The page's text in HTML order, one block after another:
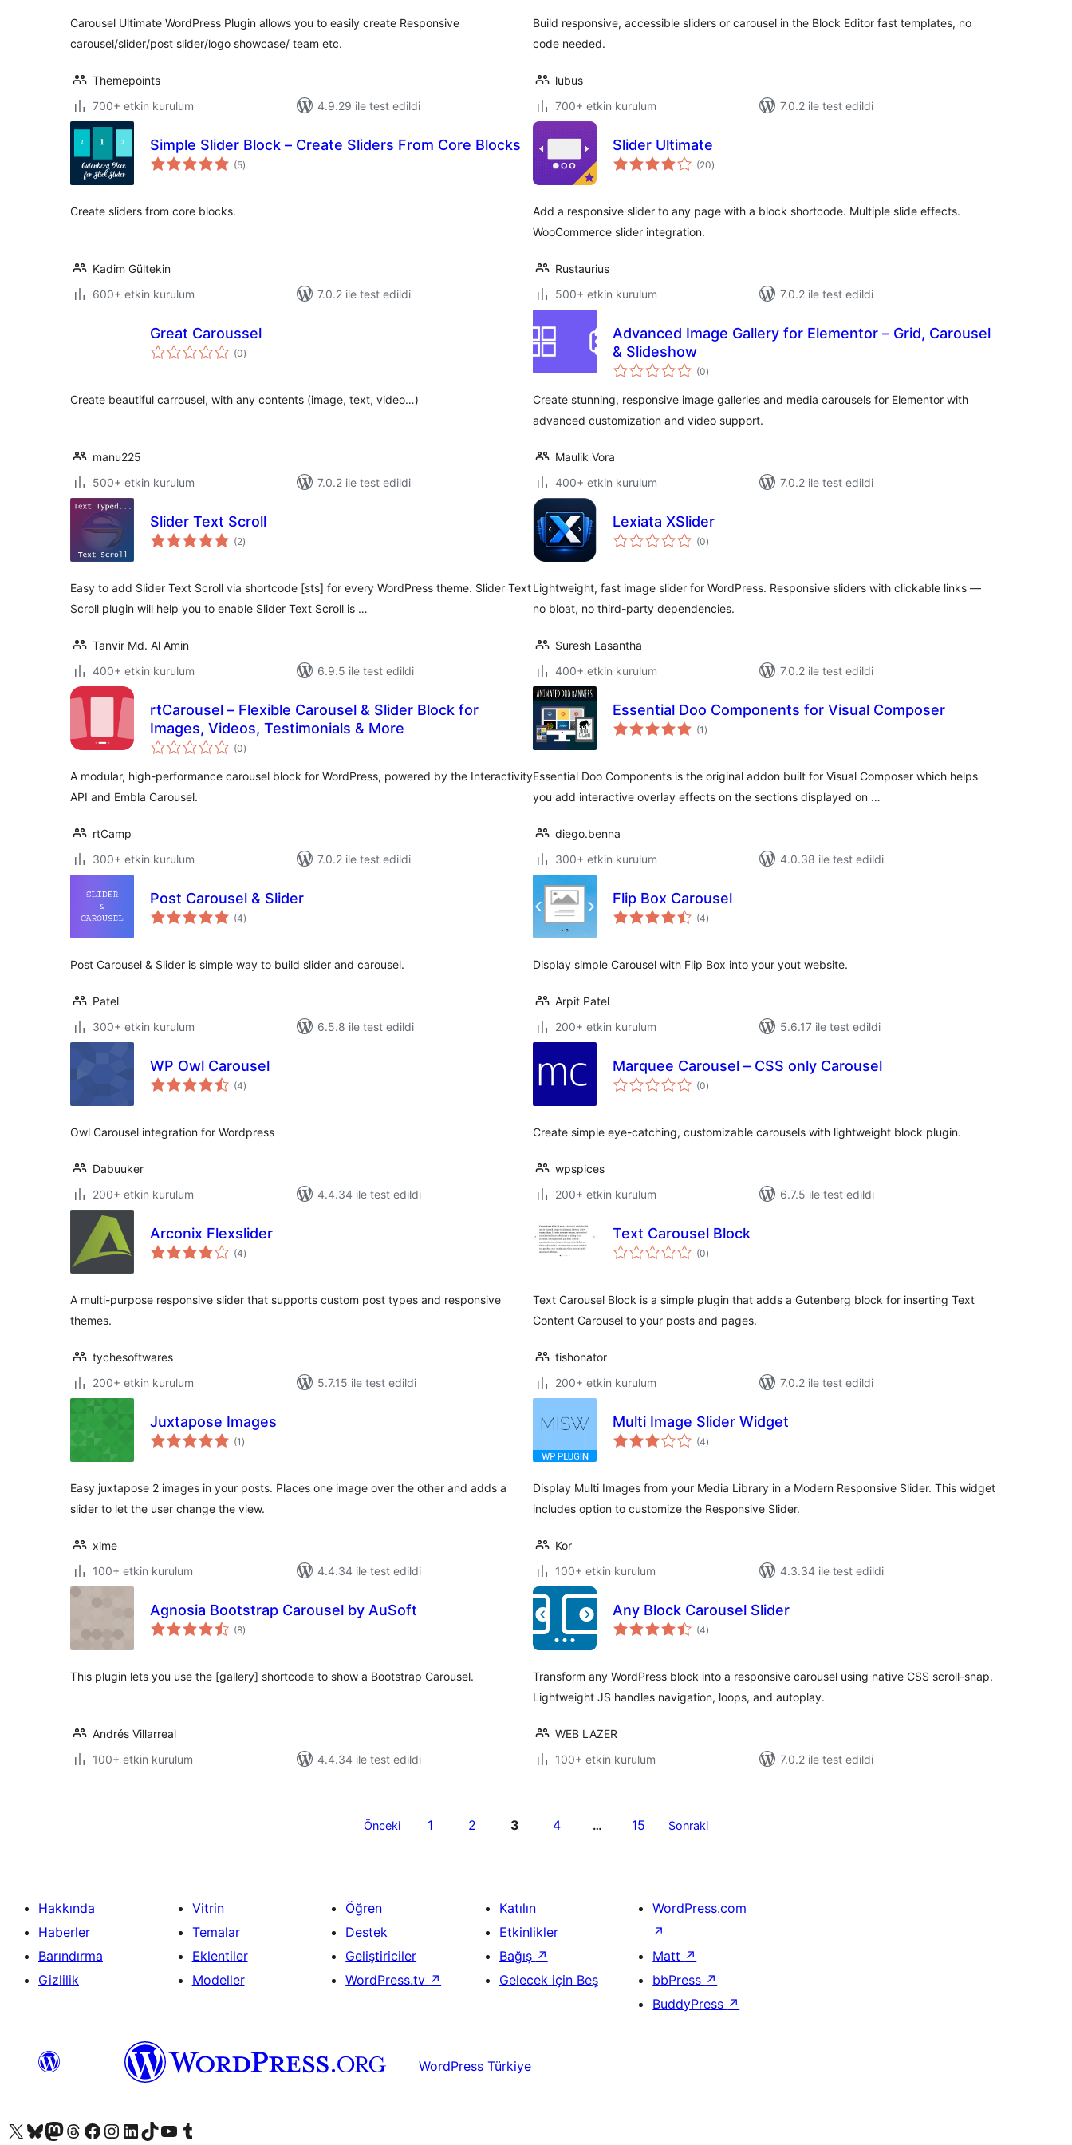
Carousel Ultimate WordPress Plugin allows you to easily create Responsive
carousel/slider/post slider/logo showcase/ team etc.
Themepoints
700+ etkin kurulum
4.9.29 ile test edildi
Build responsive, accessible sliders or carousel in the Block Editor fast templates, no
code needed.
lubus
700+ etkin kurulum
7.0.2 ile test edildi
Simple Slider Block – Create Sliders From Core Blocks
(5toplam
puan
)
Create sliders from core blocks.
Kadim Gültekin
600+ etkin kurulum
7.0.2 ile test edildi
Slider Ultimate
(20toplam
puan
)
Add a responsive slider to any page with a block shortcode. Multiple slide effects.
WooCommerce slider integration.
Rustaurius
500+ etkin kurulum
7.0.2 ile test edildi
Great Caroussel
(0toplam
puan
)
Create beautiful carrousel, with any contents (image, text, video…)
manu225
500+ etkin kurulum
7.0.2 ile test edildi
Advanced Image Gallery for Elementor – Grid, Carousel
& Slideshow
(0toplam
puan
)
Create stunning, responsive image galleries and media carousels for Elementor with
advanced customization and video support.
Maulik Vora
400+ etkin kurulum
7.0.2 ile test edildi
Slider Text Scroll
(2toplam
puan
)
Easy to add Slider Text Scroll via shortcode [sts] for every WordPress theme. Slider Text
Scroll plugin will help you to enable Slider Text Scroll is …
Tanvir Md. Al Amin
400+ etkin kurulum
6.9.5 ile test edildi
Lexiata XSlider
(0toplam
puan
)
Lightweight, fast image slider for WordPress. Responsive sliders with clickable links —
no bloat, no third-party dependencies.
Suresh Lasantha
400+ etkin kurulum
7.0.2 ile test edildi
rtCarousel – Flexible Carousel & Slider Block for
Images, Videos, Testimonials & More
(0toplam
puan
)
A modular, high-performance carousel block for WordPress, powered by the Interactivity
API and Embla Carousel.
rtCamp
300+ etkin kurulum
7.0.2 ile test edildi
Essential Doo Components for Visual Composer
(1 toplam
puan
)
Essential Doo Components is the original addon built for Visual Composer which helps
you add interactive overlay effects on the sections displayed on …
diego.benna
300+ etkin kurulum
4.0.38 ile test edildi
Post Carousel & Slider
(4toplam
puan
)
Post Carousel & Slider is simple way to build slider and carousel.
Patel
300+ etkin kurulum
6.5.8 ile test edildi
Flip Box Carousel
(4toplam
puan
)
Display simple Carousel with Flip Box into your yout website.
Arpit Patel
200+ etkin kurulum
5.6.17 ile test edildi
WP Owl Carousel
(4toplam
puan
)
Owl Carousel integration for Wordpress
Dabuuker
200+ etkin kurulum
4.4.34 ile test edildi
Marquee Carousel – CSS only Carousel
(0toplam
puan
)
Create simple eye-catching, customizable carousels with lightweight block plugin.
wpspices
200+ etkin kurulum
6.7.5 ile test edildi
Arconix Flexslider
(4toplam
puan
)
A multi-purpose responsive slider that supports custom post types and responsive
themes.
tychesoftwares
200+ etkin kurulum
5.7.15 ile test edildi
Text Carousel Block
(0toplam
puan
)
Text Carousel Block is a simple plugin that adds a Gutenberg block for inserting Text
Content Carousel to your posts and pages.
tishonator
200+ etkin kurulum
7.0.2 ile test edildi
Juxtapose Images
(1 toplam
puan
)
Easy juxtapose 2 images in your posts. Places one image over the other and adds a
slider to let the user change the view.
xime
100+ etkin kurulum
4.4.34 ile test edildi
Multi Image Slider Widget
(4toplam
puan
)
Display Multi Images from your Media Library in a Modern Responsive Slider. This widget
includes option to customize the Responsive Slider.
Kor
100+ etkin kurulum
4.3.34 ile test edildi
Agnosia Bootstrap Carousel by AuSoft
(8toplam
puan
)
This plugin lets you use the [gallery] shortcode to show a Bootstrap Carousel.
Andrés Villarreal
100+ etkin kurulum
4.4.34 ile test edildi
Any Block Carousel Slider
(4toplam
puan
)
Transform any WordPress block into a responsive carousel using native CSS scroll-snap.
Lightweight JS handles navigation, loops, and autoplay.
WEB LAZER
100+ etkin kurulum
7.0.2 ile test edildi
Önceki 1 2 3 4 … 15 Sonraki
Hakkında
Haberler
Barındırma
Gizlilik
Vitrin
Temalar
Eklentiler
Modeller
Öğren
Destek
Geliştiriciler
WordPress.tv ↗
Katılın
Etkinlikler
Bağış ↗
Gelecek için Beş
WordPress.com
↗
Matt ↗
bbPress ↗
BuddyPress ↗
WordPress Türkiye
X (eski Twitter) hesabımıza bakın
Bluesky hesabımızı ziyaret edinMastodon hesabımızı ziyaret edinThreads hesabımızı ziyaret edinFacebook sayfamızı ziyaret edinInstagram hesabımızı ziyaret edinLinkedIn hesabımızı ziyaret edinTikTok hesabımızı ziyaret edinYouTube kanalımızı ziyaret edinTumblr hesabımızı ziyaret edin